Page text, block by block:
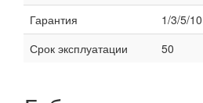
Гарантия 1/3/5/10
Срок эксплуатации
50